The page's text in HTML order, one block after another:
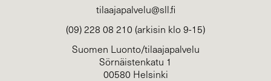
tilaajapalvelu@sll.fi
(09) 228 08 210 (arkisin klo 9-15)
Suomen Luonto/tilaajapalvelu
Sörnäistenkatu 1
00580 Helsinki